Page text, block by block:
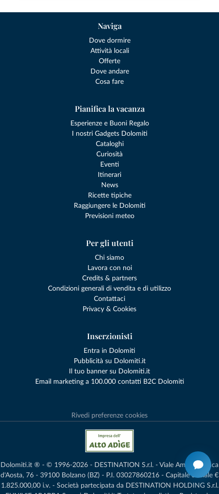
Naviga
Dove dormire
Attività locali
Offerte
Dove andare
Cosa fare
Pianifica la vacanza
Esperienze e Buoni Regalo
I nostri Gadgets Dolomiti
Cataloghi
Curiosità
Eventi
Itinerari
News
Ricette tipiche
Raggiungere le Dolomiti
Previsioni meteo
Per gli utenti
Chi siamo
Lavora con noi
Credits & partners
Condizioni generali di vendita e di utilizzo
Contattaci
Privacy & Cookies
Inserzionisti
Entra in Dolomiti
Pubblicità su Dolomiti.it
Il tuo banner su Dolomiti.it
Email marketing a 100.000 contatti B2C Dolomiti
Rivedi preferenze cookies
Dolomiti.it ® - © 1996-2026 - DESTINATION S.r.l. - Viale Amedeo Duca
d'Aosta, 76 - 39100 Bolzano (BZ) - P.I. 03027860216 - Capitale Sociale €
1.825.000,00 i.v. - Società partecipata da DESTINATION HOLDING S.r.l.